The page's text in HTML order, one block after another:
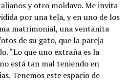
y otro moldavo. Me invita
por una tela, y en uno de los
matrimonial, una ventanita
de su gato, que la pareja
“Lo que uno extraña es la
está tan mal teniendo en
Tenemos este espacio de